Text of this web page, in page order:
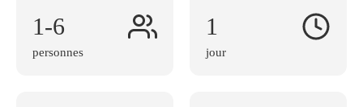
1-6
personnes
1
jour